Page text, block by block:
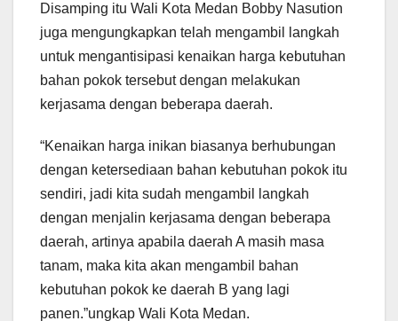
Disamping itu Wali Kota Medan Bobby Nasution
juga mengungkapkan telah mengambil langkah
untuk mengantisipasi kenaikan harga kebutuhan
bahan pokok tersebut dengan melakukan
kerjasama dengan beberapa daerah.
“Kenaikan harga inikan biasanya berhubungan
dengan ketersediaan bahan kebutuhan pokok itu
sendiri, jadi kita sudah mengambil langkah
dengan menjalin kerjasama dengan beberapa
daerah, artinya apabila daerah A masih masa
tanam, maka kita akan mengambil bahan
kebutuhan pokok ke daerah B yang lagi
panen.”ungkap Wali Kota Medan.